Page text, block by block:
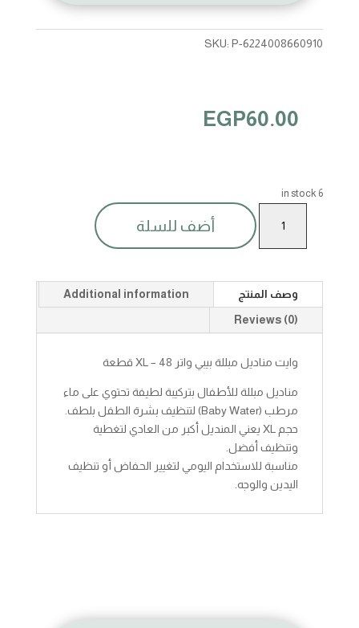
SKU:P-6224008660910
EGP60.00
6 in stock
مناديل
quantity
أضف للسلة
وصف المنتج
Additional information
Reviews (0)
وايت مناديل مبللة بيبي واتر XL – 48 قطعة
مناديل مبللة للأطفال بتركيبة لطيفة تحتوي على ماء
مرطب (Baby Water) لتنظيف بشرة الطفل بلطف.
حجم XL يعني المنديل أكبر من العادي لتغطية
وتنظيف أفضل.
مناسبة للاستخدام اليومي لتغيير الحفاض أو تنظيف
اليدين والوجه.